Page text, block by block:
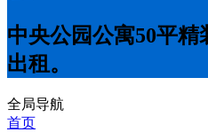
中央公园公寓50平
出租。
全局导航
首页